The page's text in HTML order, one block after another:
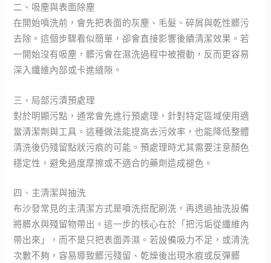
二、吸塵與表面除塵
在開始噴洗前，會先把表面的灰塵、毛髮、碎屑與乾性髒污
去除。這個步驟看似簡單，卻會直接影響後續清潔效果。若
一開始沒有吸塵，髒污會在濕洗過程中被攪動，反而更容易
深入纖維內部或卡進縫隙。
三、局部污漬預處理
對於明顯污點，通常會先進行預處理，針對特定區域使用適
當清潔劑與工具。這種做法能提高去污效率，也能降低整體
清洗後仍殘留點狀污痕的可能。預處理時尤其需要注意顏色
穩定性，避免過度摩擦或不適合的藥劑造成褪色。
四、主清潔與抽洗
布沙發常見的主清潔方式是噴洗搭配刷洗，再透過抽洗設備
將髒水與殘留物帶出。這一步的核心在於「把污垢從纖維內
帶出來」，而不是只把表面弄濕。若設備吸力不足，或清洗
次數不夠，容易導致髒污殘留、乾燥後出現水痕或反彈髒